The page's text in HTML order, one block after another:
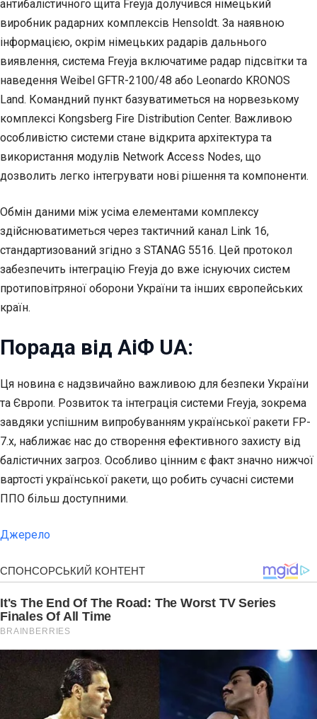
антибалістичного щита Freyja долучився німецький
виробник радарних комплексів Hensoldt. За наявною
інформацією, окрім німецьких радарів дальнього
виявлення, система Freyja включатиме радар підсвітки та
наведення Weibel GFTR-2100/48 або Leonardo KRONOS
Land. Командний пункт базуватиметься на норвезькому
комплексі Kongsberg Fire Distribution Center. Важливою
особливістю системи стане відкрита архітектура та
використання модулів Network Access Nodes, що
дозволить легко інтегрувати нові рішення та компоненти.
Обмін даними між усіма елементами комплексу
здійснюватиметься через тактичний канал Link 16,
стандартизований згідно з STANAG 5516. Цей протокол
забезпечить інтеграцію Freyja до вже існуючих систем
протиповітряної оборони України та інших європейських
країн.
Порада від АіФ UA:
Ця новина є надзвичайно важливою для безпеки України
та Європи. Розвиток та інтеграція системи Freyja, зокрема
завдяки успішним випробуванням української ракети FP-
7.x, наближає нас до створення ефективного захисту від
балістичних загроз. Особливо цінним є факт значно нижчої
вартості української ракети, що робить сучасні системи
ППО більш доступними.
Джерело